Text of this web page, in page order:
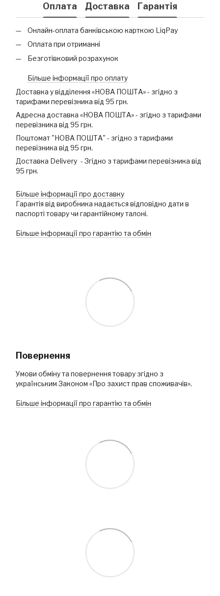
Оплата Доставка Гарантія
Онлайн-оплата банківською карткою LiqPay
Оплата при отриманні
Безготівковий розрахунок
Більше інформації про оплату
Доставка у відділення «НОВА ПОШТА» - згідно з
тарифами перевізника від 95 грн.
Адресна доставка «НОВА ПОШТА» - згідно з тарифами
перевізника від 95 грн.
Поштомат "НОВА ПОШТА" - згідно з тарифами
перевізника від 95 грн.
Доставка Delivery - Згідно з тарифами перевізника від
95 грн.
Більше інформації про доставку
Гарантія від виробника надається відповідно дати в
паспорті товару чи гарантійному талоні.
Більше інформації про гарантію та обмін
Повернення
Умови обміну та повернення товару згідно з
українським Законом «Про захист прав споживачів».
Більше інформації про гарантію та обмін